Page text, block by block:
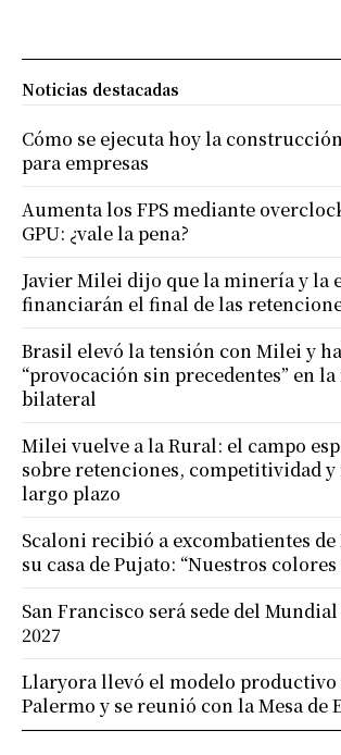
Noticias destacadas
Cómo se ejecuta hoy la
para empresas
Aumenta los FPS mediante
GPU: ¿vale la pena?
Javier Milei dijo que la minería y la
financiarán el final de las
Brasil elevó la tensión con Milei y
“provocación sin precedentes” en
bilateral
Milei vuelve a la Rural: el campo
sobre retenciones, competitividad y
largo plazo
Scaloni recibió a excombatientes
su casa de Pujato: “Nuestros colores
San Francisco será sede del Mundial
2027
Llaryora llevó el modelo productivo
Palermo y se reunió con la Mesa de